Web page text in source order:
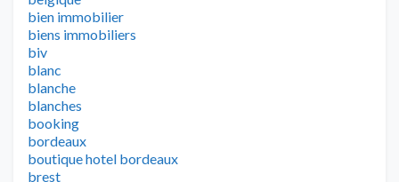
bien immobilier
biens immobiliers
biv
blanc
blanche
blanches
booking
bordeaux
boutique hotel bordeaux
brest